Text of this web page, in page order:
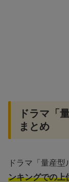
ドラマ「
まとめ
ドラマ「量産
ンキングでの上